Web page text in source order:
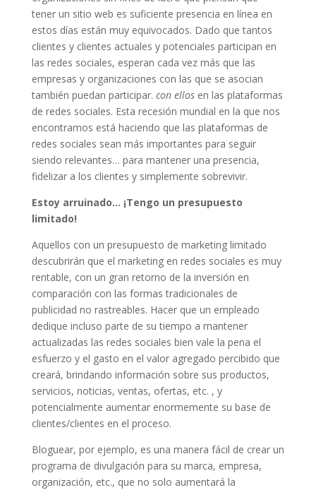
tener un sitio web es suficiente presencia en línea en
estos días están muy equivocados. Dado que tantos
clientes y clientes actuales y potenciales participan en
las redes sociales, esperan cada vez más que las
empresas y organizaciones con las que se asocian
también puedan participar. con ellosen las plataformas
de redes sociales. Esta recesión mundial en la que nos
encontramos está haciendo que las plataformas de
redes sociales sean más importantes para seguir
siendo relevantes… para mantener una presencia,
fidelizar a los clientes y simplemente sobrevivir.
Estoy arruinado… ¡Tengo un presupuesto
limitado!
Aquellos con un presupuesto de marketing limitado
descubrirán que el marketing en redes sociales es muy
rentable, con un gran retorno de la inversión en
comparación con las formas tradicionales de
publicidad no rastreables. Hacer que un empleado
dedique incluso parte de su tiempo a mantener
actualizadas las redes sociales bien vale la pena el
esfuerzo y el gasto en el valor agregado percibido que
creará, brindando información sobre sus productos,
servicios, noticias, ventas, ofertas, etc. , y
potencialmente aumentar enormemente su base de
clientes/clientes en el proceso.
Bloguear, por ejemplo, es una manera fácil de crear un
programa de divulgación para su marca, empresa,
organización, etc., que no solo aumentará la